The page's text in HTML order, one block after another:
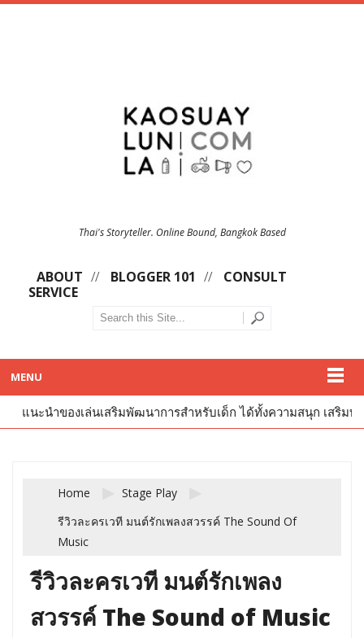
Thai's Storyteller. Online Bound, Bangkok Based
ABOUT BLOGGER 101
CONSULT
SERVICE
MENU
แนะนำของเล่นเสริมพัฒนาการสำหรับเด็ก ได้ทั้งความสนุก เสริมทัก
Home
Stage Play
รีวิวละครเวที มนต์รักเพลงสวรรค์ The Sound Of
Music
รีวิวละครเวที มนต์รักเพลง
สวรรค์ The Sound of Music